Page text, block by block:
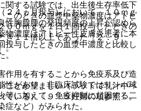
２４ヵ月投与）において、１０ｍｇ
性胸腺腫の発現頻度の上昇が認めら
物濃度はアトピー性皮膚炎患者に本
投与したときの血漿中濃度と比較し
。
作用を有することから免疫系及び造
性があり、非臨床試験ではリンパ球
等に加えて、免疫抑制に起因する二
症など）がみられた。
関する試験では、出生後生存率低下
このときの血漿中薬物濃度はアトピ
００ｍｇを１日１回投与したときの
き１１倍以上であった〔２．９、
。
ことが望ましい（ラットで乳汁中へ
ている）〔９．５妊婦の項参照〕。